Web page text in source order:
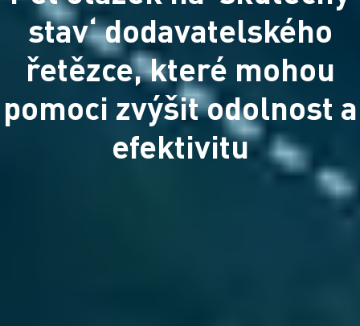
stav‘ dodavatelského
řetězce, které mohou
pomoci zvýšit odolnost a
efektivitu